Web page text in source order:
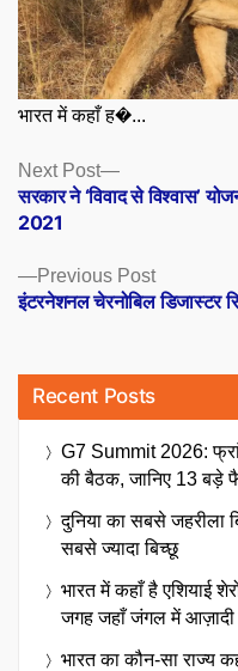
भारत में कहाँ ह�...
Posts
navigation
Previous PostPrevious
post:
इंटरनेशनल चेरनोबिल डिजास्टर
Next Post
Next
post:
सरकार ने ‘विवाद से विश्वास’
2021
Recent Posts
G7 Summit 2026:
की बैठक, जानिए 13 बड़े
दुनिया का सबसे जहरीला
सबसे ज्यादा बिच्छू
भारत में कहाँ है एशियाई
जगह जहाँ जंगल में
भारत का कौन-सा राज्य